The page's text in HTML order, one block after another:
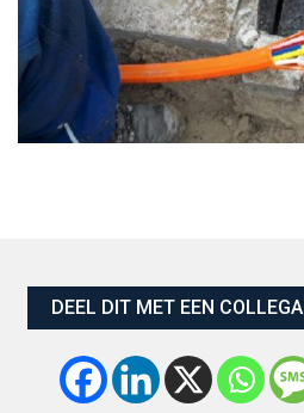
DEEL DIT MET EEN COLLEGA